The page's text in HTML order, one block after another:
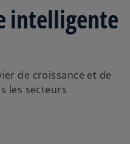
intelligente
de croissance et de
les secteurs